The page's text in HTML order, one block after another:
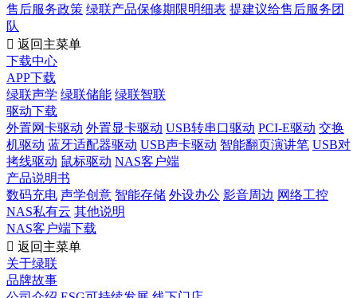
售后服务政策 绿联产品保修期限明细表 提建议给售后服务团
队
 返回主菜单
下载中心
APP下载
绿联声学 绿联储能 绿联智联
驱动下载
外置网卡驱动 外置显卡驱动 USB转串口驱动 PCI-E驱动 交换
机驱动 蓝牙适配器驱动 USB声卡驱动 智能翻页演讲笔 USB对
拷线驱动 鼠标驱动 NAS客户端
产品说明书
数码充电 声学创意 智能存储 外设办公 影音周边 网络工控
NAS私有云 其他说明
NAS客户端下载
 返回主菜单
关于绿联
品牌故事